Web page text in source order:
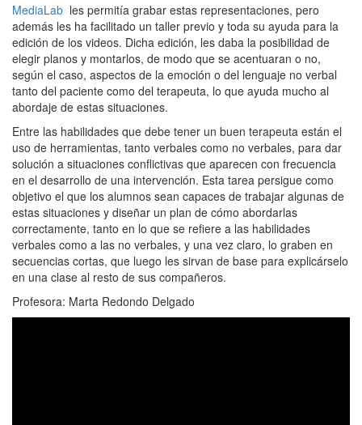
MediaLab les permitía grabar estas representaciones, pero
además les ha facilitado un taller previo y toda su ayuda para la
edición de los videos. Dicha edición, les daba la posibilidad de
elegir planos y montarlos, de modo que se acentuaran o no,
según el caso, aspectos de la emoción o del lenguaje no verbal
tanto del paciente como del terapeuta, lo que ayuda mucho al
abordaje de estas situaciones.
Entre las habilidades que debe tener un buen terapeuta están el
uso de herramientas, tanto verbales como no verbales, para dar
solución a situaciones conflictivas que aparecen con frecuencia
en el desarrollo de una intervención. Esta tarea persigue como
objetivo el que los alumnos sean capaces de trabajar algunas de
estas situaciones y diseñar un plan de cómo abordarlas
correctamente, tanto en lo que se refiere a las habilidades
verbales como a las no verbales, y una vez claro, lo graben en
secuencias cortas, que luego les sirvan de base para explicárselo
en una clase al resto de sus compañeros.
Profesora: Marta Redondo Delgado